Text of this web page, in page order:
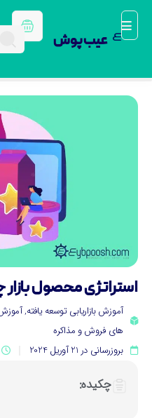
عیب پوش
محصول بازار
آموزش بازاریابی توسعه یافته,آموزش
های فروش و مذاکره
بروزرسانی در 21 آوریل 2024
چکیده: